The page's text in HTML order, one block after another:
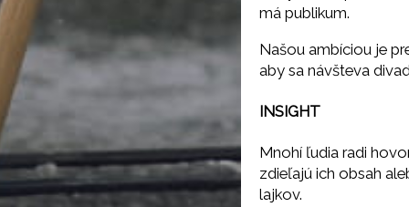
má publikum.
Našou ambíciou je
aby sa návšteva
INSIGHT
Mnohí ľudia radi
zdieľajú ich obsah
lajkov.